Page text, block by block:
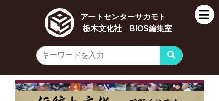
アートセンターサカモト
栃木文化社 BIOS編集室